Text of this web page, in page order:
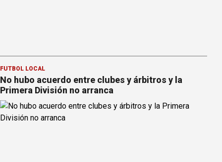
FÚTBOL LOCAL
No hubo acuerdo entre clubes y árbitros y la
Primera División no arranca